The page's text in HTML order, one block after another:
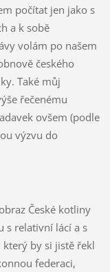
počítat jen jako s
a k sobě
volám po našem
českého
Také můj
řečenému
ovšem (podle
výzvu do
České kotliny
s relativní lácí a s
by si jistě řekl
federaci,